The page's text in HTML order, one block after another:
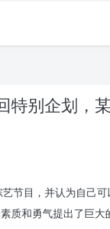
特别企划，
节目，并认为自己
质和勇气提出了巨